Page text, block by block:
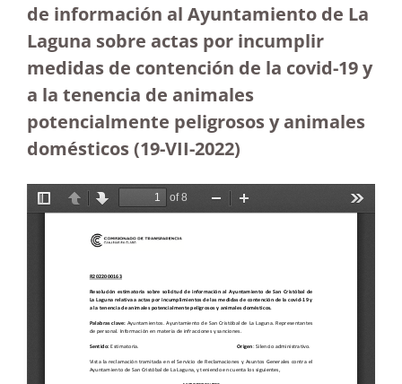
de información al Ayuntamiento de La
Laguna sobre actas por incumplir
medidas de contención de la covid-19 y
a la tenencia de animales
potencialmente peligrosos y animales
domésticos (19-VII-2022)